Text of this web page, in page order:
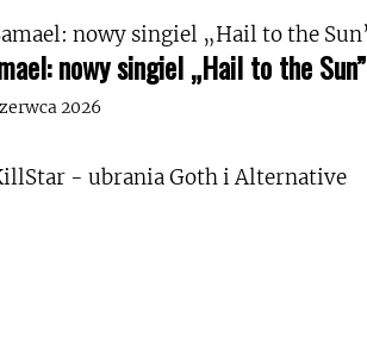
nowy singiel „Hail to the Sun”
2026